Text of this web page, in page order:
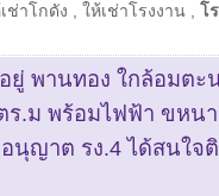
ช่าโกดัง ให้เช่าโรงงาน
โ
ยู่ พานทอง ใกล้อมตะ
ร.ม พร้อมไฟฟ้า ขหน
นุญาต รง.4 ได้สนใจ